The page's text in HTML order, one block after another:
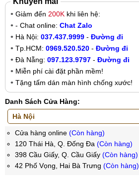
Giảm đến 200K khi liên hệ:
- Chat online: Chat Zalo
Hà Nội: 037.437.9999 - Đường đi
Tp.HCM: 0969.520.520 - Đường đi
Đà Nẵng: 097.123.9797 - Đường đi
Miễn phí cài đặt phần mềm!
Tặng tấm dán màn hình chống xước!
Danh Sách Cửa Hàng:
Cửa hàng online (Còn hàng)
120 Thái Hà, Q. Đống Đa (Còn hàng)
398 Cầu Giấy, Q. Cầu Giấy (Còn hàng)
42 Phố Vọng, Hai Bà Trưng (Còn hàng)